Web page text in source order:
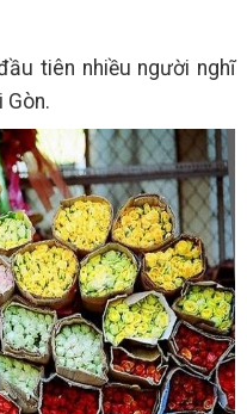
tiên nhiều người nghĩ
Gòn.